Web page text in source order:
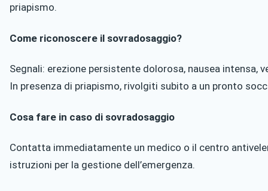
priapismo.
Come riconoscere il sovradosaggio?
Segnali: erezione persistente dolorosa, nausea intensa,
In presenza di priapismo, rivolgiti subito a un pronto
Cosa fare in caso di sovradosaggio
Contatta immediatamente un medico o il centro
istruzioni per la gestione dell’emergenza.